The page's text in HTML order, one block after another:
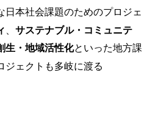
日本社会課題のためのプロジェ
サステナブル・コミュニテ
生・地域活性化といった地方課
ジェクトも多岐に渡る